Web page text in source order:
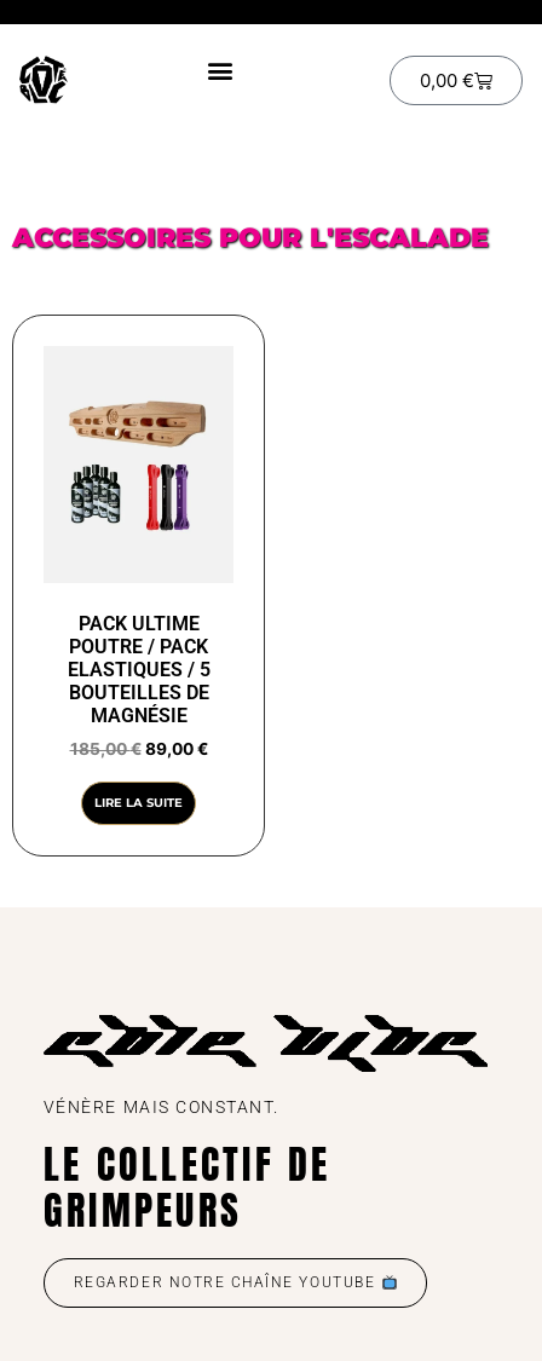
0,00 €
ACCESSOIRES POUR L'ESCALADE
PACK ULTIME
POUTRE / PACK
ELASTIQUES / 5
BOUTEILLES DE
MAGNÉSIE
185,00€ 89,00€
LIRE LA SUITE
VÉNÈRE MAIS CONSTANT.
LE COLLECTIF DE
GRIMPEURS
REGARDER NOTRE CHAÎNE YOUTUBE